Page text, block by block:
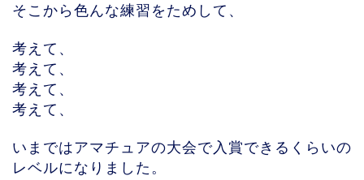
そこから色んな練習をためして、
考えて、
考えて、
考えて、
考えて、
いまではアマチュアの大会で入賞できるくらいの
レベルになりました。